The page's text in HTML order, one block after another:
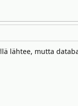
lähtee, mutta